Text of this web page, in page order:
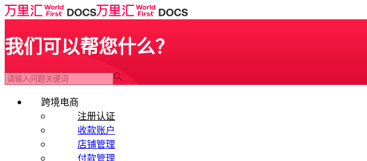
我们可以帮您什么？
跨境电商
注册认证
收款账户
店铺管理
付款管理